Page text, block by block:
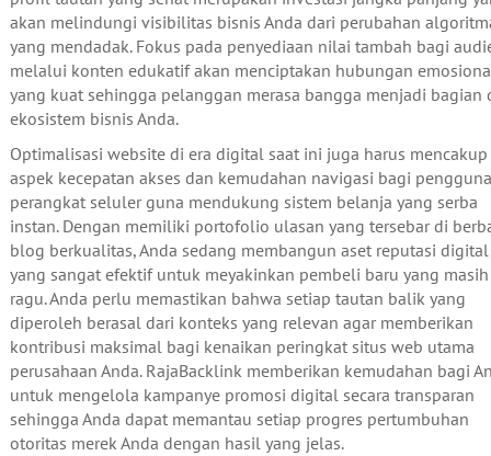
akan melindungi visibilitas bisnis Anda dari perubahan
yang mendadak. Fokus pada penyediaan nilai tambah bagi
melalui konten edukatif akan menciptakan hubungan
yang kuat sehingga pelanggan merasa bangga menjadi bagian
ekosistem bisnis Anda.
Optimalisasi website di era digital saat ini juga harus mencakup
aspek kecepatan akses dan kemudahan navigasi bagi pengguna
perangkat seluler guna mendukung sistem belanja yang serba
instan. Dengan memiliki portofolio ulasan yang tersebar di
blog berkualitas, Anda sedang membangun aset reputasi digital
yang sangat efektif untuk meyakinkan pembeli baru yang masih
ragu. Anda perlu memastikan bahwa setiap tautan balik yang
diperoleh berasal dari konteks yang relevan agar memberikan
kontribusi maksimal bagi kenaikan peringkat situs web utama
perusahaan Anda. RajaBacklink memberikan kemudahan bagi
untuk mengelola kampanye promosi digital secara transparan
sehingga Anda dapat memantau setiap progres pertumbuhan
otoritas merek Anda dengan hasil yang jelas.